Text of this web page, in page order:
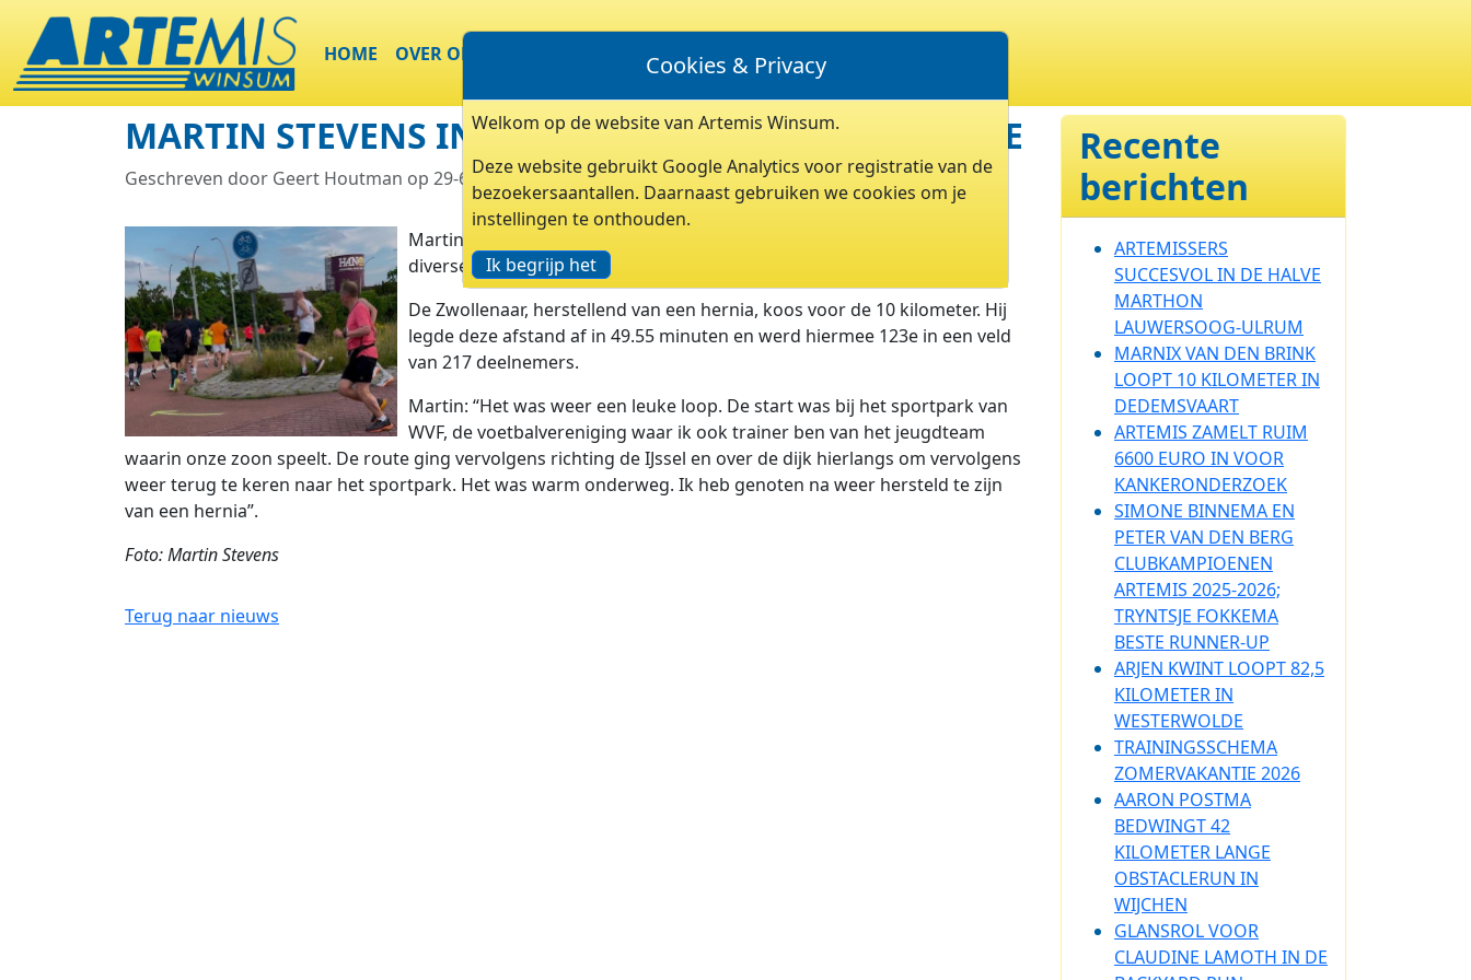
HOME OVER ONS ARCHIEF LINKS
Cookies & Privacy
Welkom op de website van Artemis Winsum.
Deze website gebruikt Google Analytics voor registratie van de
bezoekersaantallen. Daarnaast gebruiken we cookies om je
instellingen te onthouden.
Ik begrijp het
MARTIN STEVENS IN DE WESTENHOLTERUN ZWOLLE
Geschreven door Geert Houtman op 29-6-2025
Martin Stevens was gisteravond een van de ruim 750 deelnemers op de
diverse afstanden van de Westenholterun in zijn woonplaats Zwolle.
De Zwollenaar, herstellend van een hernia, koos voor de 10 kilometer. Hij
legde deze afstand af in 49.55 minuten en werd hiermee 123e in een veld
van 217 deelnemers.
Martin: “Het was weer een leuke loop. De start was bij het sportpark van
WVF, de voetbalvereniging waar ik ook trainer ben van het jeugdteam
waarin onze zoon speelt. De route ging vervolgens richting de IJssel en over de dijk hierlangs om vervolgens
weer terug te keren naar het sportpark. Het was warm onderweg. Ik heb genoten na weer hersteld te zijn
van een hernia”.
Foto: Martin Stevens
Terug naar nieuws
Recente
berichten
ARTEMISSERS
SUCCESVOL IN DE HALVE
MARTHON
LAUWERSOOG-ULRUM
MARNIX VAN DEN BRINK
LOOPT 10 KILOMETER IN
DEDEMSVAART
ARTEMIS ZAMELT RUIM
6600 EURO IN VOOR
KANKERONDERZOEK
SIMONE BINNEMA EN
PETER VAN DEN BERG
CLUBKAMPIOENEN
ARTEMIS 2025-2026;
TRYNTSJE FOKKEMA
BESTE RUNNER-UP
ARJEN KWINT LOOPT 82,5
KILOMETER IN
WESTERWOLDE
TRAININGSSCHEMA
ZOMERVAKANTIE 2026
AARON POSTMA
BEDWINGT 42
KILOMETER LANGE
OBSTACLERUN IN
WIJCHEN
GLANSROL VOOR
CLAUDINE LAMOTH IN DE